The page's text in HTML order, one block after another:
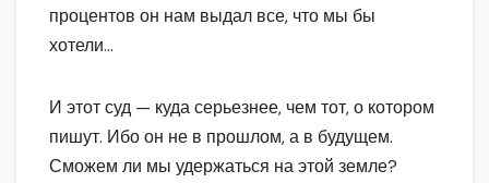
процентов он нам выдал все, что мы бы
хотели…
И этот суд — куда серьезнее, чем тот, о котором
пишут. Ибо он не в прошлом, а в будущем.
Сможем ли мы удержаться на этой земле?